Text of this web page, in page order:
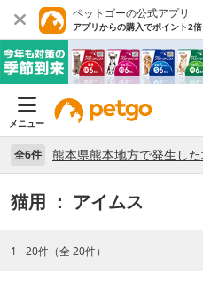
ペットゴーの公式アプリ
アプリからの購入でポイント2倍
メニュー
全6件
猫用 ： アイムス
1 - 20件（全 20件）